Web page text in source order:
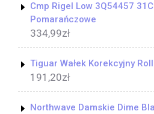
Cmp Rigel Low 3Q54457 31Cl
Pomarańczowe
334,99zł
Tiguar Wałek Korekcyjny
191,20zł
Northwave Damskie Dime